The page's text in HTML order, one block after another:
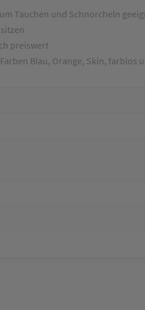
Tauchen und Schnorcheln
preiswert
Blau, Orange, Skin, farblos